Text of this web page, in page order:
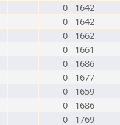
0
1642
0
1642
0
1662
0
1661
0
1686
0
1677
0
1659
0
1686
0
1769